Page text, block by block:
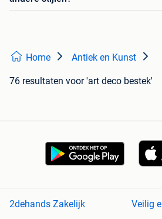
Home Antiek en Kunst
76 resultaten voor 'art deco bestek'
2dehands Zakelijk Veilig